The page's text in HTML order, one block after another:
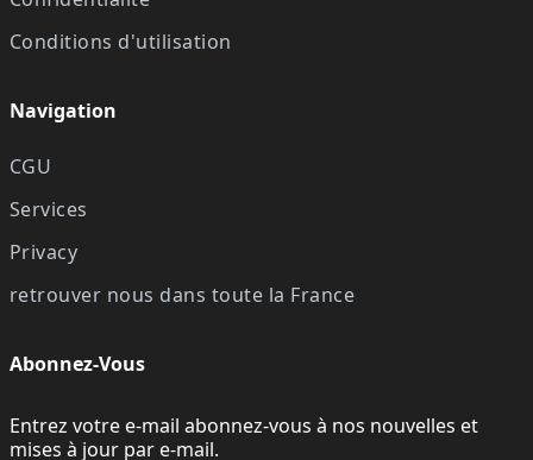
Conditions d'utilisation
Navigation
CGU
Services
Privacy
retrouver nous dans toute la France
Abonnez-Vous
Entrez votre e-mail abonnez-vous à nos nouvelles et
mises à jour par e-mail.